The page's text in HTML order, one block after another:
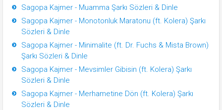
Sagopa Kajmer - Muamma Şarkı Sözleri & Dinle
Sagopa Kajmer - Monotonluk Maratonu (ft. Kolera) Şarkı
Sözleri & Dinle
Sagopa Kajmer - Minimalite (ft. Dr. Fuchs & Mista Brown)
Şarkı Sözleri & Dinle
Sagopa Kajmer - Mevsimler Gibisin (ft. Kolera) Şarkı
Sözleri & Dinle
Sagopa Kajmer - Merhametine Dön (ft. Kolera) Şarkı
Sözleri & Dinle